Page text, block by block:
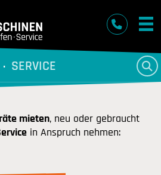
SERVICE
mieten, neu oder gebraucht
in Anspruch nehmen: